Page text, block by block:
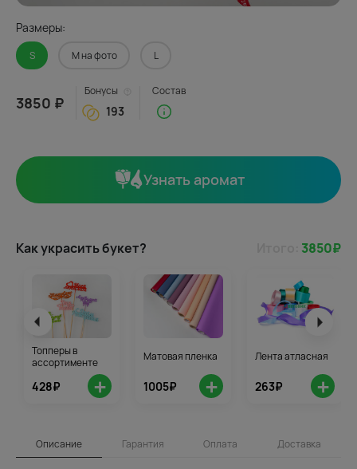
Размеры:
S M на фото L
3850 ₽
Бонусы
193
Состав
Узнать аромат
Как украсить букет? 3850₽
Топперы в
ассортименте
428₽ +
Матовая пленка
1005₽ +
Лента атласная
263₽ +
Описание Гарантия Оплата Доставка